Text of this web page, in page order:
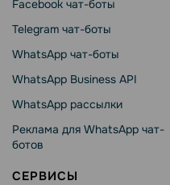
Facebook чат-боты
Telegram чат-боты
WhatsApp чат-боты
WhatsApp Business API
WhatsApp рассылки
Реклама для WhatsApp чат-
ботов
СЕРВИСЫ